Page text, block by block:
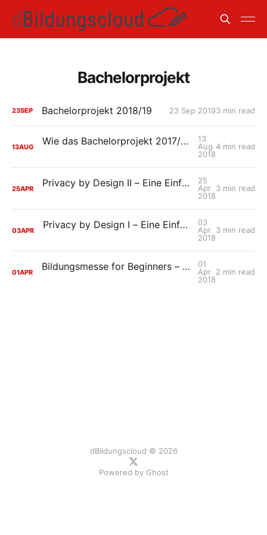
Bachelorprojekt
23SEP Bachelorprojekt 2018/19 23 Sep 20193 min read
13AUG Wie das Bachelorprojekt 2017/18 zur HPI Schul-Cloud beigetragen hat
13
Aug
2018
4 min read
25APR Privacy by Design II – Eine Einführung in die Umsetzung des Datenschutzes in der HPI Schul-Cloud
25
Apr
2018
3 min read
03APR Privacy by Design I – Eine Einführung in den Datenschutz der HPI Schul-Cloud
03
Apr
2018
3 min read
01APR Bildungsmesse for Beginners – Ein Rückblick des Bachelor-Teams auf die Didacta 2018
01
Apr
2018
2 min read
dBildungscloud © 2026
Powered by Ghost